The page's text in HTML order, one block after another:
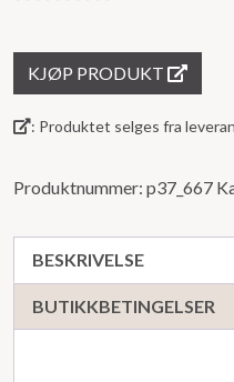
KJØP PRODUKT
: Produktet selges fra
Produktnummer: p37_667
BESKRIVELSE
BUTIKKBETINGELSER